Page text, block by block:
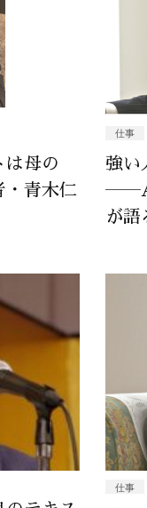
母の
青木仁
仕事
強い
が
仕事